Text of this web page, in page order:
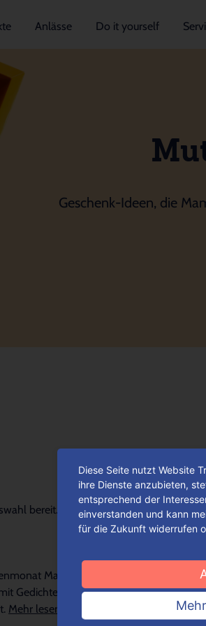
Anlässe Do it yourself
Geschenk-Ideen, die
bereit.
Mai
Gedichten,
Mehr lesen
Ehren aller
Obwohl bereits die
Diese Seite nutzt Website
ihre Dienste anzubieten,
entsprechend der
einverstanden und kann
für die Zukunft widerrufen